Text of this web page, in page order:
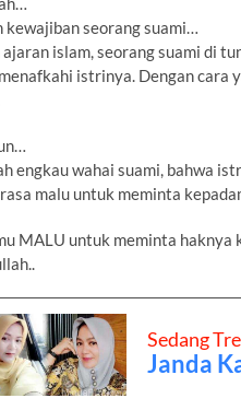
kewajiban seorang suami…
ajaran islam, seorang suami di
istrinya. Dengan cara
engkau wahai suami, bahwa
malu untuk meminta
MALU untuk meminta haknya
Sedang
Janda